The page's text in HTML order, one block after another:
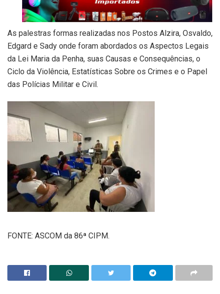
As palestras formas realizadas nos Postos Alzira, Osvaldo,
Edgard e Sady onde foram abordados os Aspectos Legais
da Lei Maria da Penha, suas Causas e Consequências, o
Ciclo da Violência, Estatísticas Sobre os Crimes e o Papel
das Polícias Militar e Civil.
FONTE: ASCOM da 86ª CIPM.